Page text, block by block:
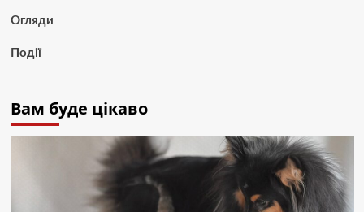
Огляди
Події
Вам буде цікаво